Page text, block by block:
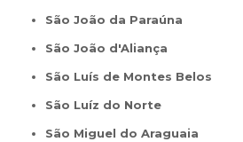
São João da Paraúna
São João d'Aliança
São Luís de Montes Belos
São Luíz do Norte
São Miguel do Araguaia